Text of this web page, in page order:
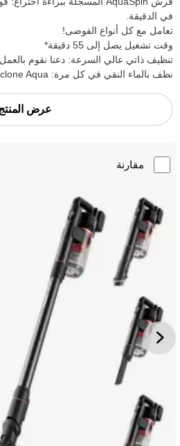
في الدقيقة.
تعامل مع كل أنواع الفوضى!
وقت تشغيل يصل إلى 55 دقيقة*
تنظيف ذاتي عالي السرعة: دعنا نقوم بالعمل!
نظف بالماء النقي في كل مرة: PowerCyclone Aqua
عرض المنتج
مقارنة